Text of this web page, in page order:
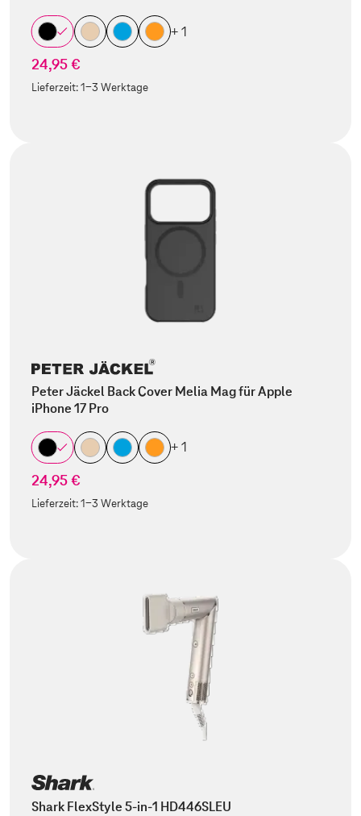
+ 1
24,95 €
Lieferzeit:1-3 Werktage
Peter Jäckel Back Cover Melia Mag für Apple
iPhone 17 Pro
+ 1
24,95 €
Lieferzeit:1-3 Werktage
Shark FlexStyle 5-in-1 HD446SLEU